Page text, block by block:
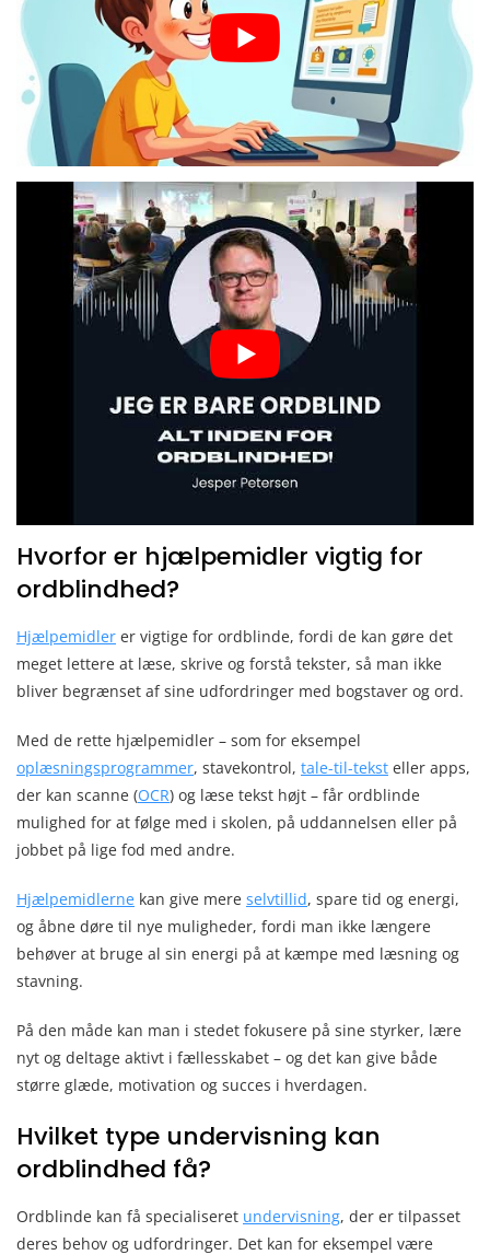
Hvorfor er hjælpemidler vigtig for
ordblindhed?
Hjælpemidler er vigtige for ordblinde, fordi de kan gøre det
meget lettere at læse, skrive og forstå tekster, så man ikke
bliver begrænset af sine udfordringer med bogstaver og ord.
Med de rette hjælpemidler – som for eksempel
oplæsningsprogrammer, stavekontrol, tale-til-tekst eller apps,
der kan scanne (OCR) og læse tekst højt – får ordblinde
mulighed for at følge med i skolen, på uddannelsen eller på
jobbet på lige fod med andre.
Hjælpemidlerne kan give mere selvtillid, spare tid og energi,
og åbne døre til nye muligheder, fordi man ikke længere
behøver at bruge al sin energi på at kæmpe med læsning og
stavning.
På den måde kan man i stedet fokusere på sine styrker, lære
nyt og deltage aktivt i fællesskabet – og det kan give både
større glæde, motivation og succes i hverdagen.
Hvilket type undervisning kan
ordblindhed få?
Ordblinde kan få specialiseret undervisning, der er tilpasset
deres behov og udfordringer. Det kan for eksempel være